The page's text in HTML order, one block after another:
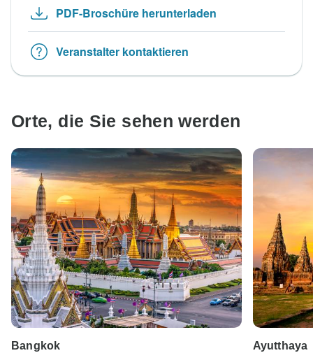
PDF-Broschüre herunterladen
Veranstalter kontaktieren
Orte, die Sie sehen werden
Bangkok Ayutthaya